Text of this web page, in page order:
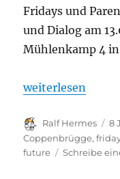
Fridays und
und Dialog am
Mühlenkamp 4
„Coppenbrügge
weiterlesen
Autor
Ralf Hermes 8
Coppenbrügge,
future
Schreibe